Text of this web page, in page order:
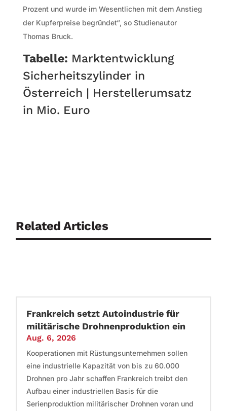
Prozent und wurde im Wesentlichen mit dem Anstieg
der Kupferpreise begründet“, so Studienautor
Thomas Bruck.
Tabelle: Marktentwicklung
Sicherheitszylinder in
Österreich | Herstellerumsatz
in Mio. Euro
Related Articles
Frankreich setzt Autoindustrie für
militärische Drohnenproduktion ein
Aug. 6, 2026
Kooperationen mit Rüstungsunternehmen sollen
eine industrielle Kapazität von bis zu 60.000
Drohnen pro Jahr schaffen Frankreich treibt den
Aufbau einer industriellen Basis für die
Serienproduktion militärischer Drohnen voran und